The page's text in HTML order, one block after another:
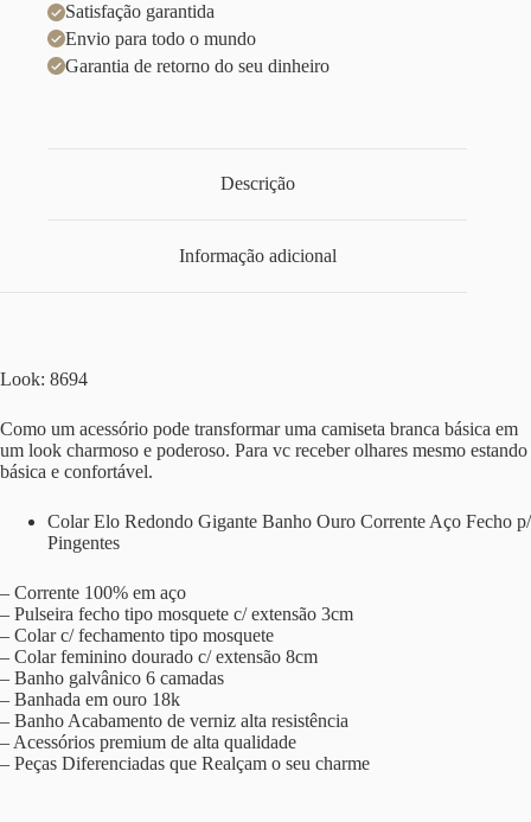
Satisfação garantida
Envio para todo o mundo
Garantia de retorno do seu dinheiro
Descrição
Informação adicional
Look: 8694
Como um acessório pode transformar uma camiseta branca básica em
um look charmoso e poderoso. Para vc receber olhares mesmo estando
básica e confortável.
Colar Elo Redondo Gigante Banho Ouro Corrente Aço Fecho p/
Pingentes
– Corrente 100% em aço
– Pulseira fecho tipo mosquete c/ extensão 3cm
– Colar c/ fechamento tipo mosquete
– Colar feminino dourado c/ extensão 8cm
– Banho galvânico 6 camadas
– Banhada em ouro 18k
– Banho Acabamento de verniz alta resistência
– Acessórios premium de alta qualidade
– Peças Diferenciadas que Realçam o seu charme